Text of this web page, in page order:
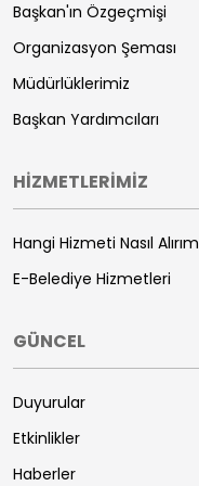
Başkan'ın Özgeçmişi
Organizasyon Şeması
Müdürlüklerimiz
Başkan Yardımcıları
HİZMETLERİMİZ
Hangi Hizmeti Nasıl Alırım
E-Belediye Hizmetleri
GÜNCEL
Duyurular
Etkinlikler
Haberler